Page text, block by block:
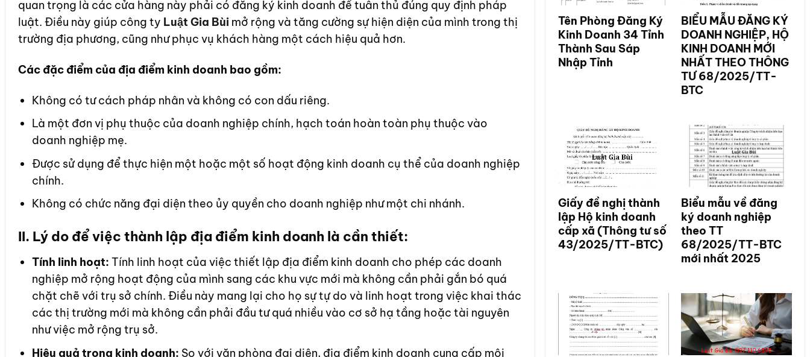
quan trọng là các cửa hàng này phải có đăng ký kinh doanh để tuân thủ đúng quy định pháp
luật. Điều này giúp công ty Luật Gia Bùimở rộng và tăng cường sự hiện diện của mình trong thị
trường địa phương, cũng như phục vụ khách hàng một cách hiệu quả hơn.
Các đặc điểm của địa điểm kinh doanh bao gồm:
Không có tư cách pháp nhân và không có con dấu riêng.
Là một đơn vị phụ thuộc của doanh nghiệp chính, hạch toán hoàn toàn phụ thuộc vào
doanh nghiệp mẹ.
Được sử dụng để thực hiện một hoặc một số hoạt động kinh doanh cụ thể của doanh nghiệp
chính.
Không có chức năng đại diện theo ủy quyền cho doanh nghiệp như một chi nhánh.
II. Lý do để việc thành lập địa điểm kinh doanh là cần thiết:
Tính linh hoạt: Tính linh hoạt của việc thiết lập địa điểm kinh doanh cho phép các doanh
nghiệp mở rộng hoạt động của mình sang các khu vực mới mà không cần phải gắn bó quá
chặt chẽ với trụ sở chính. Điều này mang lại cho họ sự tự do và linh hoạt trong việc khai thác
các thị trường mới mà không cần phải đầu tư quá nhiều vào cơ sở hạ tầng hoặc tài nguyên
như việc mở rộng trụ sở.
Hiệu quả trong kinh doanh: So với văn phòng đại diện, địa điểm kinh doanh cung cấp môi
Tên Phòng Đăng Ký
Kinh Doanh 34 Tỉnh
Thành Sau Sáp
Nhập Tỉnh
BIỂU MẪU ĐĂNG KÝ
DOANH NGHIỆP, HỘ
KINH DOANH MỚI
NHẤT THEO THÔNG
TƯ 68/2025/TT-
BTC
Giấy đề nghị thành
lập Hộ kinh doanh
cấp xã (Thông tư số
43/2025/TT-BTC)
Biểu mẫu về đăng
ký doanh nghiệp
theo TT
68/2025/TT-BTC
mới nhất 2025